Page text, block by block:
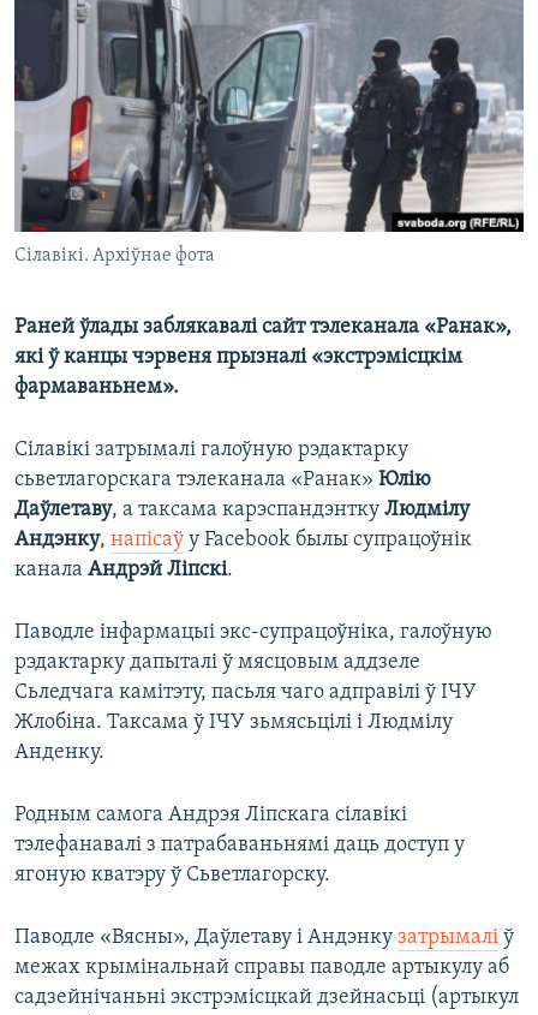
КУЛЬТУРА
КАЛЯНДАР
МОВА
НА ХВАЛЯХ СВАБОДЫ
Сілавікі. Архіўнае фота
Раней ўлады заблякавалі сайт тэлеканала «Ранак»,
які ў канцы чэрвеня прызналі «экстрэмісцкім
фармаваньнем».
Сілавікі затрымалі галоўную рэдактарку
сьветлагорскага тэлеканала «Ранак» Юлію
Даўлетаву, а таксама карэспандэнтку Людмілу
Андэнку, напісаў у Facebook былы супрацоўнік
канала Андрэй Ліпскі.
Паводле інфармацыі экс-супрацоўніка, галоўную
рэдактарку дапыталі ў мясцовым аддзеле
Сьледчага камітэту, пасьля чаго адправілі ў ІЧУ
Жлобіна. Таксама ў ІЧУ зьмясьцілі і Людмілу
Анденку.
Родным самога Андрэя Ліпскага сілавікі
тэлефанавалі з патрабаваньнямі даць доступ у
ягоную кватэру ў Сьветлагорску.
Паводле «Вясны», Даўлетаву і Андэнку затрымалі ў
межах крымінальнай справы паводле артыкулу аб
садзейнічаньні экстрэмісцкай дзейнасьці (артыкул